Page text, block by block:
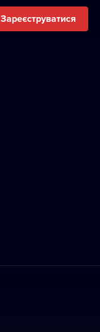
Зареєструватися